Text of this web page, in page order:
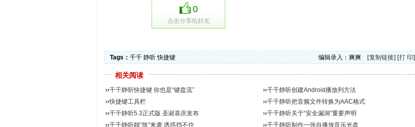
0
点击分享给好友
Tags： 千千 静听 快捷键 编辑录入：爽爽 [复制链接] [打 印]
相关阅读
››千千静听快捷键 你也是“键盘流” ››千千静听创建Android播放列方法
››快捷键工具栏 ››千千静听把音频文件转换为AAC格式
››千千静听5.3正式版 圣诞喜庆发布 ››千千静听关于“安全漏洞”重要声明
››千千静听靓“肤”来袭 诱惑挡不住 ››千千静听制作一张自播放音乐光盘